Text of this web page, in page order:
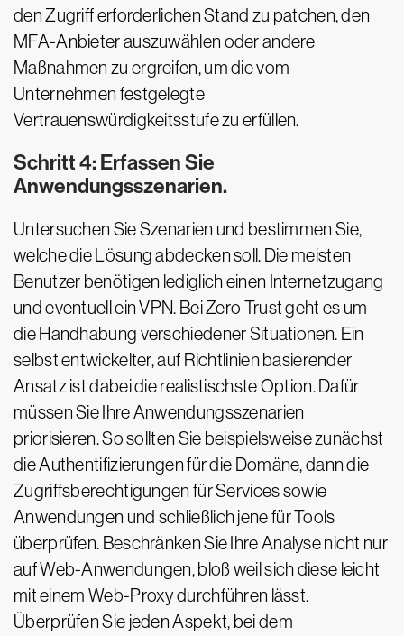
den Zugriff erforderlichen Stand zu patchen, den
MFA-Anbieter auszuwählen oder andere
Maßnahmen zu ergreifen, um die vom
Unternehmen festgelegte
Vertrauenswürdigkeitsstufe zu erfüllen.
Schritt 4: Erfassen Sie
Anwendungsszenarien.
Untersuchen Sie Szenarien und bestimmen Sie,
welche die Lösung abdecken soll. Die meisten
Benutzer benötigen lediglich einen Internetzugang
und eventuell ein VPN. Bei Zero Trust geht es um
die Handhabung verschiedener Situationen. Ein
selbst entwickelter, auf Richtlinien basierender
Ansatz ist dabei die realistischste Option. Dafür
müssen Sie Ihre Anwendungsszenarien
priorisieren. So sollten Sie beispielsweise zunächst
die Authentifizierungen für die Domäne, dann die
Zugriffsberechtigungen für Services sowie
Anwendungen und schließlich jene für Tools
überprüfen. Beschränken Sie Ihre Analyse nicht nur
auf Web-Anwendungen, bloß weil sich diese leicht
mit einem Web-Proxy durchführen lässt.
Überprüfen Sie jeden Aspekt, bei dem